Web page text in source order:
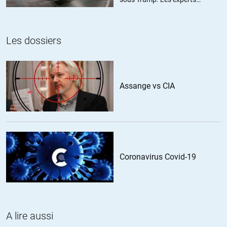
propos sinophobes alors que la Chine, elle, héroïque, victorieuse, et
venue en aide à cette UE si supérieure mais jusqu’à maintenant
égoïstement divisée et paralysée, se remet déjà au travail!
Dérisoire arrogance des inférieurs… et des vaincus.
+10
Bats0//21.03.2020 à 10h10
La discipline des chinois, effectivement devrait démontrer, à la fin
pas imaginer le désastre avec une population de plus de 1,417
Les dossiers
Assange vs CIA
Coronavirus Covid-19
A lire aussi